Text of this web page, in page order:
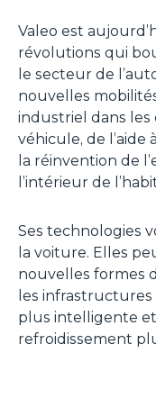
Valeo est
révolutions qui
le secteur de
nouvelles
industriel dans les
véhicule, de l’aide
la réinvention de
l’intérieur de
Ses technologies
la voiture. Elles
nouvelles formes
les
plus intelligente
refroidissement